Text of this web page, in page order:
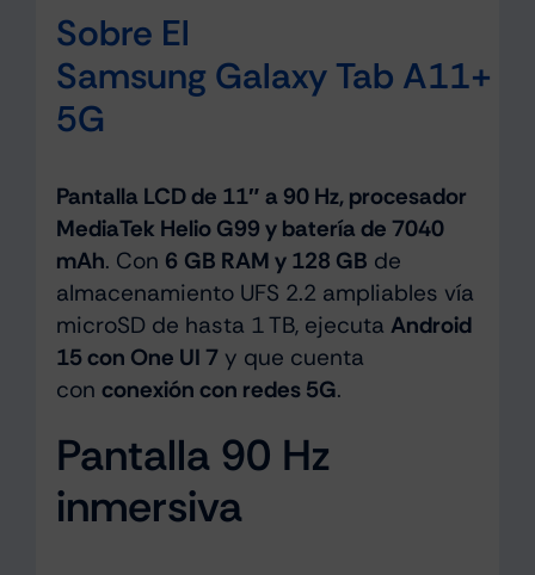
Sobre El
Samsung Galaxy Tab A11+
5G
Pantalla LCD de 11″ a 90 Hz, procesador
MediaTek Helio G99 y batería de 7040
mAh. Con 6 GB RAM y 128 GB de
almacenamiento UFS 2.2 ampliables vía
microSD de hasta 1 TB, ejecuta Android
15 con One UI 7y que cuenta
con conexión con redes 5G.
Pantalla 90 Hz
inmersiva